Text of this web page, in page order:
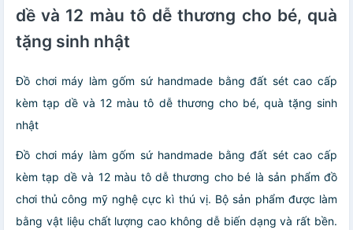
dề và 12 màu tô dễ thương cho bé, quà
tặng sinh nhật
Đồ chơi máy làm gốm sứ handmade bằng đất sét cao cấp
kèm tạp dề và 12 màu tô dễ thương cho bé, quà tặng sinh
nhật
Đồ chơi máy làm gốm sứ handmade bằng đất sét cao cấp
kèm tạp dề và 12 màu tô dễ thương cho bé là sản phẩm đồ
chơi thủ công mỹ nghệ cực kì thú vị. Bộ sản phẩm được làm
bằng vật liệu chất lượng cao không dễ biến dạng và rất bền.